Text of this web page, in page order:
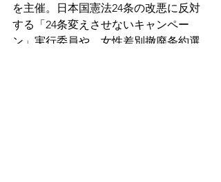
を主催。日本国憲法24条の改悪に反対
する「24条変えさせないキャンペー
ン」実行委員や、女性差別撤廃条約選